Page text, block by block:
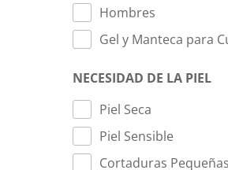
Hombres
Gel y Manteca para
NECESIDAD DE LA PIEL
Piel Seca
Piel Sensible
Cortaduras Pequeñas